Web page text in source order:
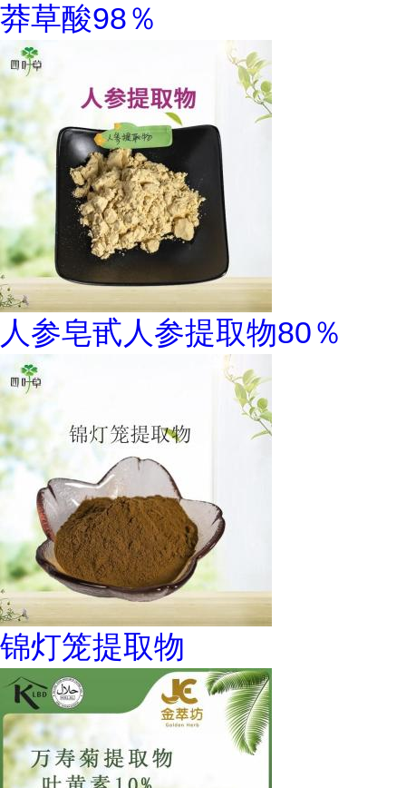
莽草酸98％
人参皂甙人参提取物80％
锦灯笼提取物